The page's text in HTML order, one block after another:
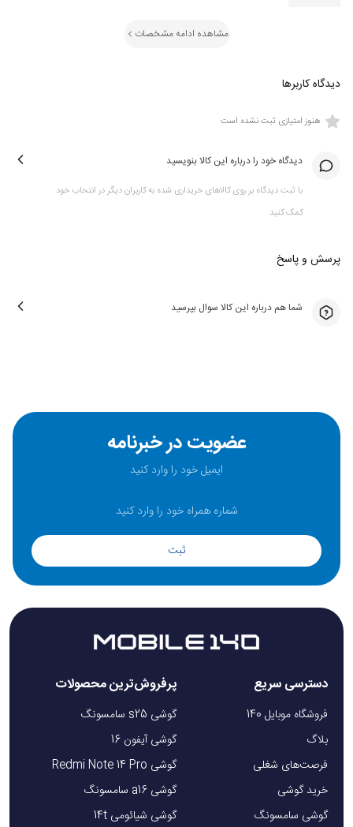
مشاهده ادامه مشخصات
دیدگاه کاربرها
هنوز امتیازی ثبت نشده است
دیدگاه خود را درباره این کالا بنویسید
با ثبت دیدگاه بر روی کالاهای خریداری شده به کاربران دیگر در انتخاب خود
کمک کنید
پرسش و پاسخ
شما هم درباره این کالا سوال بپرسید
عضویت در خبرنامه
ثبت
دسترسی سریع
فروشگاه موبایل 140
بلاگ
فرصت‌های شغلی
خرید گوشی
گوشی سامسونگ
پرفروش‌ترین محصولات
گوشی s25 سامسونگ
گوشی آیفون 16
گوشی Redmi Note 14 Pro
گوشی a16 سامسونگ
گوشی شیائومی 14t